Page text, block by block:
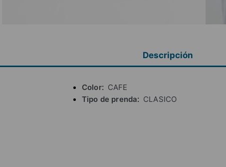
Descripción
Color
CAFE
Tipo de prenda
CLASICO